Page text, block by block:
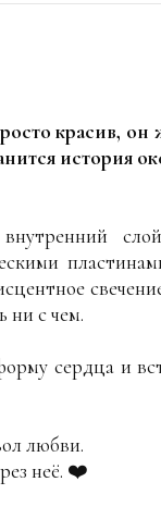
красив,
история
слой
ни с чем.
сердца и
любви.
неё. ❤️